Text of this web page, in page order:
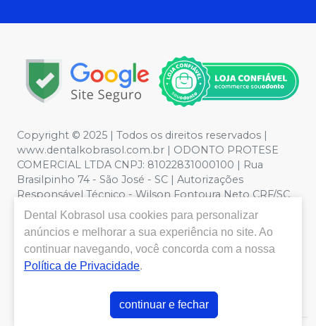
Copyright © 2025 | Todos os direitos reservados |
www.dentalkobrasol.com.br | ODONTO PROTESE
COMERCIAL LTDA CNPJ: 81022831000100 | Rua
Brasilpinho 74 - São José - SC | Autorizações
Responsável Técnico - Wilson Fontoura Neto CRF/SC
12450 | Política de Privacidade e Segurança - Fotos
meramente ilustrativas - Os preços e condições da loja
virtual estão sujeitos a alterações. Em caso de
divergência de preços no site, o valor válido é o do
Carrinho de Compra. Não vendemos por atacado, por
de grandes volumes pelo site.
Dental Kobrasol usa cookies para personalizar
anúncios e melhorar a sua experiência no site. Ao
continuar navegando, você concorda com a nossa
Política de Privacidade.
continuar e fechar